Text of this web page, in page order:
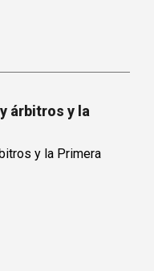
árbitros y la